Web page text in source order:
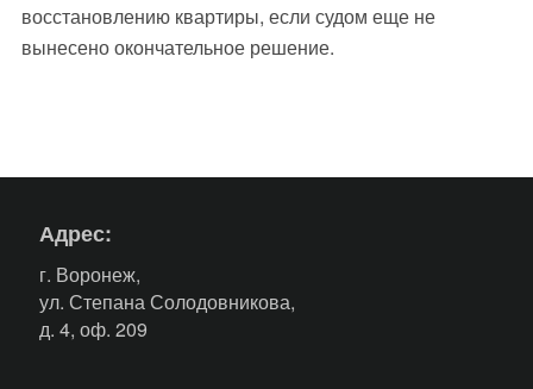
восстановлению квартиры, если судом еще не
вынесено окончательное решение.
Адрес:
г. Воронеж,
ул. Степана Солодовникова,
д. 4, оф. 209